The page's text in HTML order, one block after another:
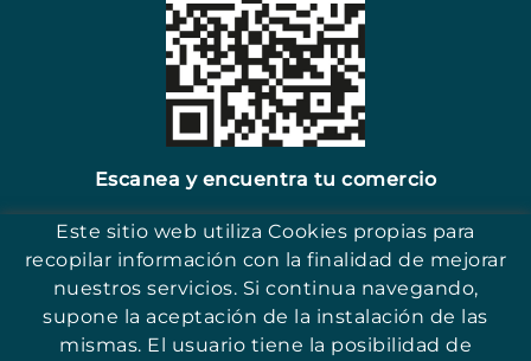
Escanea y encuentra tu comercio
17251 - Sant Antoni (Girona)
Este sitio web utiliza Cookies propias para
recopilar información con la finalidad de mejorar
nuestros servicios. Si continua navegando,
supone la aceptación de la instalación de las
mismas. El usuario tiene la posibilidad de